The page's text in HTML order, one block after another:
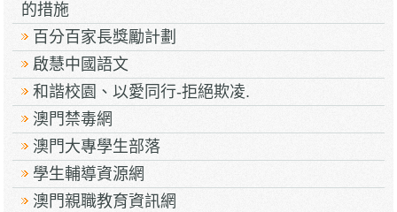
的措施
百分百家長獎勵計劃
啟慧中國語文
和諧校園、以愛同行-拒絕欺凌.
澳門禁毒網
澳門大專學生部落
學生輔導資源網
澳門親職教育資訊網